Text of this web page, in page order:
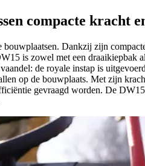
compacte kracht
Dankzij zijn
is zowel met een draaikiepbak
de royale instap is
op de bouwplaats. Met zijn
gevraagd worden. De